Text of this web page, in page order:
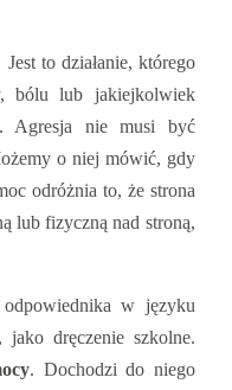
Jest to działanie, którego
bólu lub jakiejkolwiek
Agresja nie musi być
o niej mówić, gdy
odróżnia to, że strona
lub fizyczną nad stroną,
w języku
dręczenie szkolne.
. Dochodzi do niego